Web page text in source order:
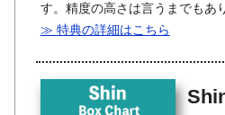
す。精度の高さは言うまでもあ
≫ 特典の詳細はこちら